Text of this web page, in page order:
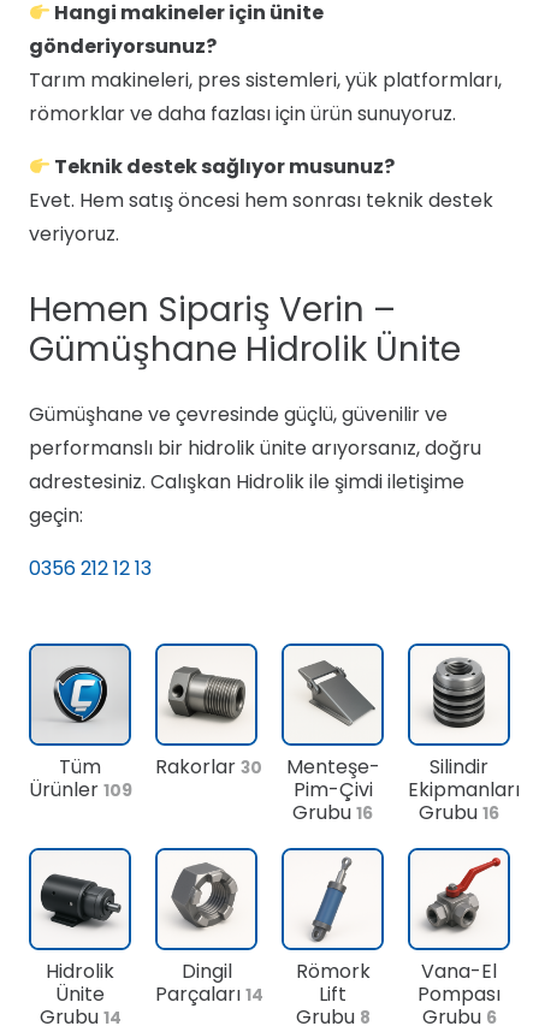
Hangi makineler için ünite
gönderiyorsunuz?
Tarım makineleri, pres sistemleri, yük platformları,
römorklar ve daha fazlası için ürün sunuyoruz.
Teknik destek sağlıyor musunuz?
Evet. Hem satış öncesi hem sonrası teknik destek
veriyoruz.
Hemen Sipariş Verin –
Gümüşhane Hidrolik Ünite
Gümüşhane ve çevresinde güçlü, güvenilir ve
performanslı bir hidrolik ünite arıyorsanız, doğru
adrestesiniz. Calışkan Hidrolik ile şimdi iletişime
geçin:
0356 212 12 13
Tüm
Ürünler 109
Rakorlar 30
Menteşe-
Pim-Çivi
Grubu 16
Silindir
Ekipmanları
Grubu 16
Hidrolik
Ünite
Grubu 14
Dingil
Parçaları 14
Römork
Lift
Grubu 8
Vana-El
Pompası
Grubu 6